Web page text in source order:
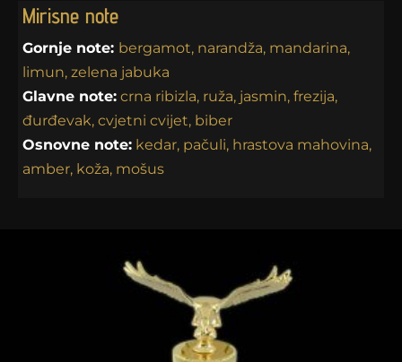
Mirisne note
Gornje note: bergamot, narandža, mandarina,
limun, zelena jabuka
Glavne note: crna ribizla, ruža, jasmin, frezija,
đurđevak, cvjetni cvijet, biber
Osnovne note: kedar, pačuli, hrastova mahovina,
amber, koža, mošus